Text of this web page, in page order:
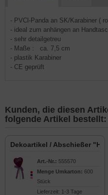
- PVCl-Panda an SK/Karabiner (
- ideal zum anhängen an
- sehr detailgetreu
- Maße : ca. 7,5 cm
- plastik Karabiner
- CE geprüft
Kunden, die diesen
folgende Artikel bestellt:
Dekoartikel / Abschießer
Art.-Nr.: 555570
Menge Umkarton: 600
Stück
Lieferzeit: 1-3 Tage